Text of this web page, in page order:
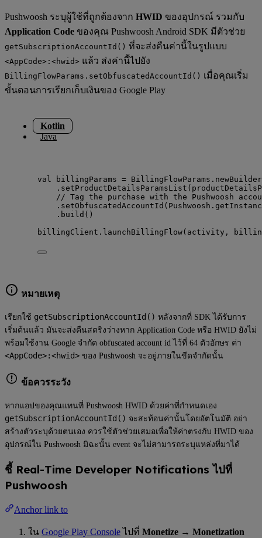
Pushwoosh ระบุผู้ใช้ที่ถูกต้องจาก HWID ของอุปกรณ์ รวมกับ
Application Code ของคุณ Pushwoosh Android SDK มีตัวช่วย
getSubscriptionAccountId() ที่จะส่งคืนค่านี้ในรูปแบบ
<AppCode>:<hwid> แล้ว ส่งค่านี้ไปยัง
BillingFlowParams.setObfuscatedAccountId() เมื่อคุณเริ่ม
ขั้นตอนการเรียกเก็บเงินของ Google Play
Kotlin
Java
val billingParams = BillingFlowParams. newBuilder
. setProductDetailsParamsList
// Tag the purchase with the Pushwoosh
. setObfuscatedAccountId (Pushwoosh.
. build ()
billingClient. launchBillingFlow(activity,
หมายเหตุ
เรียกใช้ getSubscriptionAccountId() หลังจากที่ SDK ได้รับการ
เริ่มต้นแล้ว มันจะส่งคืนสตริงว่างหาก Application Code หรือ HWID ยังไม่
พร้อมใช้งาน Google จำกัด obfuscated account id ไว้ที่ 64 ตัวอักษร ค่า
<AppCode>:<hwid> ของ Pushwoosh จะอยู่ภายในขีดจำกัดนั้น
ข้อควรระวัง
หากแอปของคุณแทนที่ Pushwoosh HWID ด้วยค่าที่กำหนดเอง
getSubscriptionAccountId() จะสะท้อนค่านั้นโดยอัตโนมัติ อย่า
สร้างตัวระบุด้วยตนเอง ควรใช้ตัวช่วยเสมอเพื่อให้ค่าตรงกับ HWID ของ
อุปกรณ์ใน Pushwoosh มิฉะนั้น event จะไม่สามารถระบุแหล่งที่มาได้
ชี้ Real-Time Developer Notifications ไปที่
Pushwoosh
Anchor link to
ใน Google Play Consoleไปที่ Monetize → Monetization